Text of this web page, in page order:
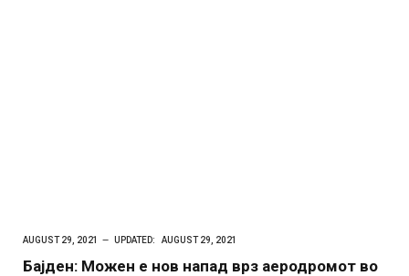
AUGUST 29, 2021 UPDATED: AUGUST 29, 2021
Бајден: Можен е нов напад врз аеродромот во